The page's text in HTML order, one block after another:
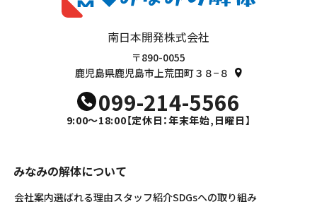
南日本開発株式会社
〒890-0055
鹿児島県鹿児島市上荒田町３８−８
099-214-5566
9:00～18:00【定休日：年末年始,日曜日】
みなみの解体について
会社案内選ばれる理由スタッフ紹介SDGsへの取り組み